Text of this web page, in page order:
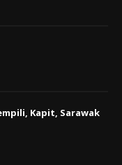
Kapit, Sarawak